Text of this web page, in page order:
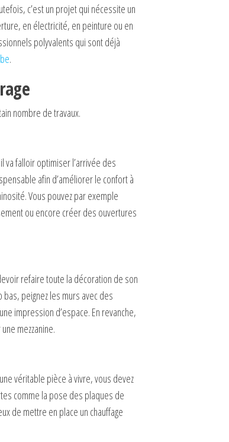
c’est un projet qui nécessite un
en électricité, en peinture ou en
polyvalents qui sont déjà
.
nombre de travaux.
va falloir optimiser l’arrivée des
afin d’améliorer le confort à
Vous pouvez par exemple
ou encore créer des ouvertures
refaire toute la décoration de son
peignez les murs avec des
impression d’espace. En revanche,
mezzanine.
véritable pièce à vivre, vous devez
comme la pose des plaques de
de mettre en place un chauffage